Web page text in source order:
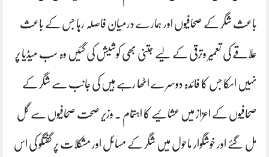
باعث شگر کے صحافیوں اور ہمارے درمیان فاصلہ رہا جس کے باعث
علاقے کی تعمیر وترقی کے لیے جتنی بھی کوشیشں کی گئیں وہ سب میڈیا پر
نہیں اسکا جس کا فائدہ دوسرے اٹھا رہے ہیں کی جانب سے شگر کے
صحافیوں کے اعزاز میں عشائیے کا اہتمام ۔ وزیر صحت صحافیوں سے گل
مل گئے اور خوشگوار ماحول میں شگر کے مسائل اور مشکلات پر گفتگو کی اس